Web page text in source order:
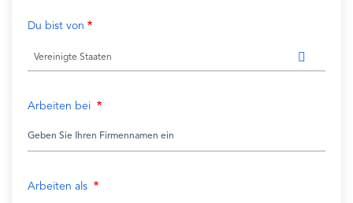
Du bist von
Vereinigte Staaten
Arbeiten bei
Arbeiten als